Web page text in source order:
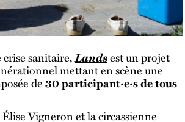
sanitaire,Landsest un projet
mettant en scène une
de30 participant·e·s de tous
Vigneron et la circassienne